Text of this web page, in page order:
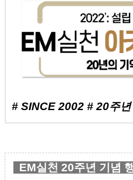
# SINCE 2002 # 20주
EM실천 20주년 기념